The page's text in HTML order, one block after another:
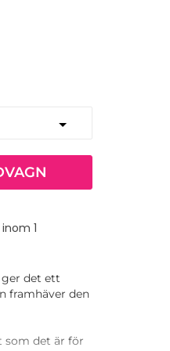
1
det ett
framhäver den
som det är för